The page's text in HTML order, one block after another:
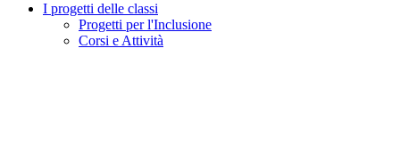
I progetti delle classi
Progetti per l'Inclusione
Corsi e Attività